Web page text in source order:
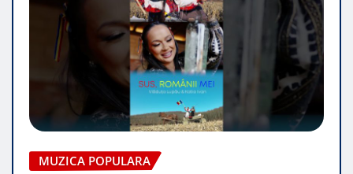
MUZICA POPULARA